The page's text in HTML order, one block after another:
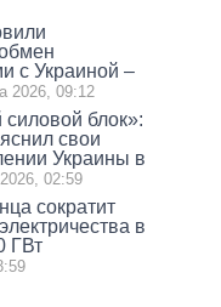
с Украиной –
2026, 09:12
блок»:
свои
Украины в
02:59
сократит
в
ГВт